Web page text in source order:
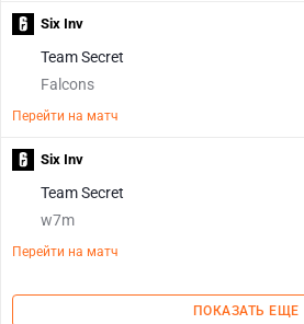
Team Secret
Falcons
Перейти на матч
Six Inv
Team Secret
w7m
Перейти на матч
Six Inv
ПОКАЗАТЬ ЕЩЕ